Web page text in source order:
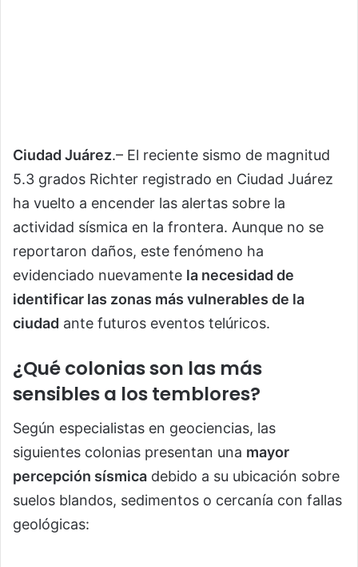
Ciudad Juárez.– El reciente sismo de magnitud
5.3 grados Richter registrado en Ciudad Juárez
ha vuelto a encender las alertas sobre la
actividad sísmica en la frontera. Aunque no se
reportaron daños, este fenómeno ha
evidenciado nuevamente la necesidad de
identificar las zonas más vulnerables de la
ciudad ante futuros eventos telúricos.
¿Qué colonias son las más
sensibles a los temblores?
Según especialistas en geociencias, las
siguientes colonias presentan una mayor
percepción sísmica debido a su ubicación sobre
suelos blandos, sedimentos o cercanía con fallas
geológicas: